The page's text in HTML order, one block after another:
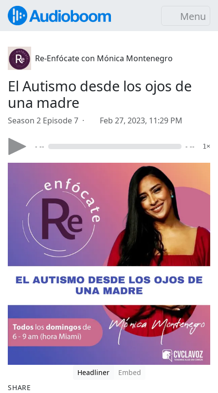
Menu
Re-Enfócate con Mónica Montenegro
El Autismo desde los ojos de
una madre
Season 2 Episode 7 · Feb 27, 2023, 11:29 PM
- -- - -- 1×
Headliner
Embed
SHARE